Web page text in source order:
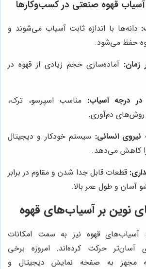
آسیاب قهوه صنعتی در کسب‌وکارها
دانه‌ها با اندازه ثابت آسیاب می‌شوند و
حفظ می‌شود.
زمان: آماده‌سازی حجم زیادی از قهوه در
در درجه آسیاب: مناسب اسپرسو، ترک،
روش‌های دم‌آوری.
انسانی: سیستم خودکار و دیجیتال
را کاهش می‌دهد.
قطعات قابل جدا شدن و مقاوم در برابر
آسان و طول عمر بالا.
نوین بر آسیاب‌های قهوه
آسیاب‌های قهوه نیز به سمت امکانات
آسان‌تر حرکت کرده‌اند. امروزه برخی
مجهز به صفحه نمایش دیجیتال و